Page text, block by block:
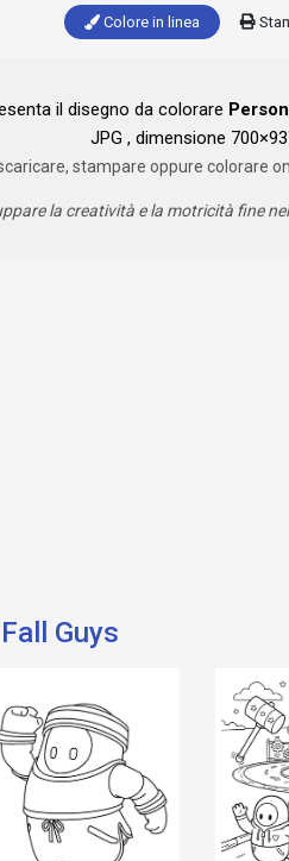
Colore in linea
il disegno da colorare
JPG , dimensione
stampare oppure colorare
la creatività e la motricità fine
Guys